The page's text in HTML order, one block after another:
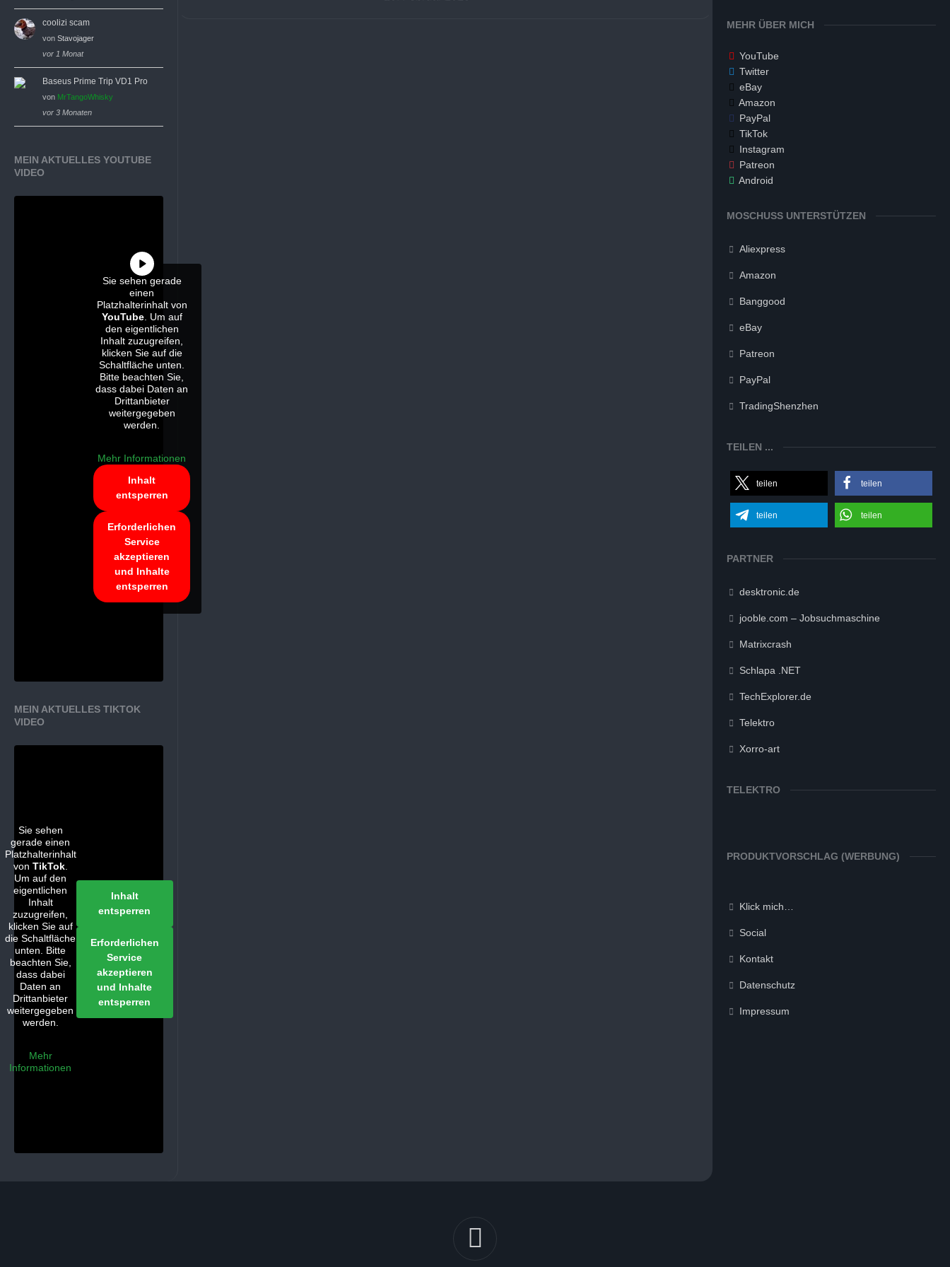
coolizi scam
von Stavojager
vor 1 Monat
Baseus Prime Trip VD1 Pro
von MrTangoWhisky
vor 3 Monaten
MEIN AKTUELLES YOUTUBE
VIDEO
Sie sehen gerade
einen
Platzhalterinhalt von
YouTube. Um auf
den eigentlichen
Inhalt zuzugreifen,
klicken Sie auf die
Schaltfläche unten.
Bitte beachten Sie,
dass dabei Daten an
Drittanbieter
weitergegeben
werden.
Mehr Informationen
Inhalt
entsperren
Erforderlichen
Service
akzeptieren
und Inhalte
entsperren
MEIN AKTUELLES TIKTOK
VIDEO
Sie sehen
gerade einen
Platzhalterinhalt
von TikTok.
Um auf den
eigentlichen
Inhalt
zuzugreifen,
klicken Sie auf
die Schaltfläche
unten. Bitte
beachten Sie,
dass dabei
Daten an
Drittanbieter
weitergegeben
werden.
Mehr
Informationen
Inhalt
entsperren
Erforderlichen
Service
akzeptieren
und Inhalte
entsperren
MEHR ÜBER MICH
YouTube
Twitter
eBay
Amazon
PayPal
TikTok
Instagram
Patreon
Android
MOSCHUSS UNTERSTÜTZEN
Aliexpress
Amazon
Banggood
eBay
Patreon
PayPal
TradingShenzhen
TEILEN ...
teilen teilen
teilen teilen
PARTNER
desktronic.de
jooble.com – Jobsuchmaschine
Matrixcrash
Schlapa .NET
TechExplorer.de
Telektro
Xorro-art
TELEKTRO
PRODUKTVORSCHLAG (WERBUNG)
Klick mich…
Social
Kontakt
Datenschutz
Impressum